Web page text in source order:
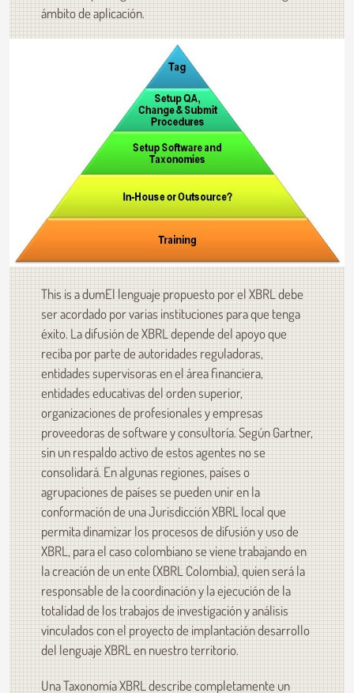
ámbito de aplicación.
This is a dumEl lenguaje propuesto por el XBRL debe
ser acordado por varias instituciones para que tenga
éxito. La difusión de XBRL depende del apoyo que
reciba por parte de autoridades reguladoras,
entidades supervisoras en el área financiera,
entidades educativas del orden superior,
organizaciones de profesionales y empresas
proveedoras de software y consultoría. Según Gartner,
sin un respaldo activo de estos agentes no se
consolidará. En algunas regiones, países o
agrupaciones de países se pueden unir en la
conformación de una Jurisdicción XBRL local que
permita dinamizar los procesos de difusión y uso de
XBRL, para el caso colombiano se viene trabajando en
la creación de un ente (XBRL Colombia), quien será la
responsable de la coordinación y la ejecución de la
totalidad de los trabajos de investigación y análisis
vinculados con el proyecto de implantación desarrollo
del lenguaje XBRL en nuestro territorio.
Una Taxonomía XBRL describe completamente un